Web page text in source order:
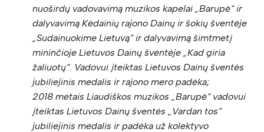
nuoširdų vadovavimą muzikos kapelai „Barupė“ ir
dalyvavimą Kėdainių rajono Dainų ir šokių šventėje
„Sudainuokime Lietuvą“ ir dalyvavimą šimtmetį
mininčioje Lietuvos Dainų šventėje „Kad giria
žaliuotų“. Vadovui įteiktas Lietuvos Dainų šventės
jubiliejinis medalis ir rajono mero padėka;
2018 metais Liaudiškos muzikos „Barupė“ vadovui
įteiktas Lietuvos Dainų šventės „Vardan tos“
jubiliejinis medalis ir padėka už kolektyvo